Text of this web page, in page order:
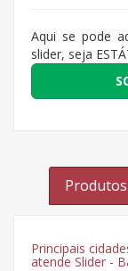
Aqui se pode
slider, seja
Principais
atende Slider -